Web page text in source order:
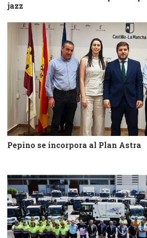
jazz
Pepino se incorpora al Plan Astra